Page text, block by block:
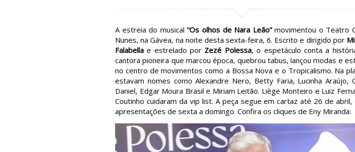
A estreia do musical“Os olhos de Nara Leão”movimentou o Teatro
Nunes, na Gávea, na noite desta sexta-feira, 6. Escrito e dirigido por
Falabella e estrelado por Zezé Polessa, o espetáculo conta a
cantora pioneira que marcou época, quebrou tabus, lançou modas e
no centro de movimentos como a Bossa Nova e o Tropicalismo. Na
estavam nomes como Alexandre Nero, Betty Faria, Lucinha Araújo,
Daniel, Edgar Moura Brasil e Miriam Leitão. Liège Monteiro e Luiz
Coutinho cuidaram da vip list. A peça segue em cartaz até 26 de abril,
apresentações de sexta a domingo. Confira os cliques de Eny Miranda: